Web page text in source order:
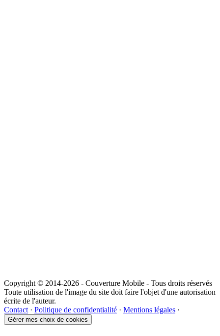
Copyright © 2014-2026 - Couverture Mobile - Tous droits réservés
Toute utilisation de l'image du site doit faire l'objet d'une autorisation
écrite de l'auteur.
Contact · Politique de confidentialité · Mentions légales ·
Gérer mes choix de cookies